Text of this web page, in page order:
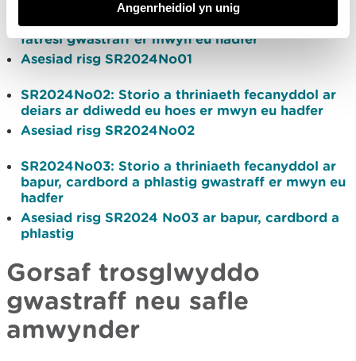
Angenrheidiol yn unig
SR2024No01: Storio a thriniaeth fecanyddol ar
fatresi gwastraff er mwyn eu hadfer
Asesiad risg SR2024No01
SR2024No02: Storio a thriniaeth fecanyddol ar
deiars ar ddiwedd eu hoes er mwyn eu hadfer
Asesiad risg SR2024No02
SR2024No03: Storio a thriniaeth fecanyddol ar
bapur, cardbord a phlastig gwastraff er mwyn eu
hadfer
Asesiad risg SR2024 No03 ar bapur, cardbord a
phlastig
Gorsaf trosglwyddo
gwastraff neu safle
amwynder